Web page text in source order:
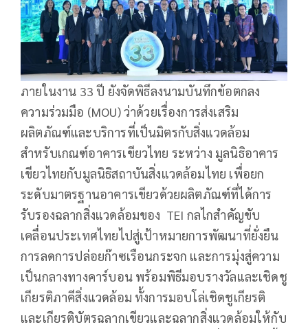
ภายในงาน 33 ปี ยังจัดพิธีลงนามบันทึกข้อตกลง
ความร่วมมือ (MOU) ว่าด้วยเรื่องการส่งเสริม
ผลิตภัณฑ์และบริการที่เป็นมิตรกับสิ่งแวดล้อม
สำหรับเกณฑ์อาคารเขียวไทย ระหว่าง มูลนิธิอาคาร
เขียวไทยกับมูลนิธิสถาบันสิ่งแวดล้อมไทย เพื่อยก
ระดับมาตรฐานอาคารเขียวด้วยผลิตภัณฑ์ที่ได้การ
รับรองฉลากสิ่งแวดล้อมของ TEI กลไกสำคัญขับ
เคลื่อนประเทศไทยไปสู่เป้าหมายการพัฒนาที่ยั่งยืน
การลดการปล่อยก๊าซเรือนกระจก และการมุ่งสู่ความ
เป็นกลางทางคาร์บอน พร้อมพิธีมอบรางวัลและเชิดชู
เกียรติภาคีสิ่งแวดล้อม ทั้งการมอบโล่เชิดชูเกียรติ
และเกียรติบัตรฉลากเขียวและฉลากสิ่งแวดล้อมให้กับ